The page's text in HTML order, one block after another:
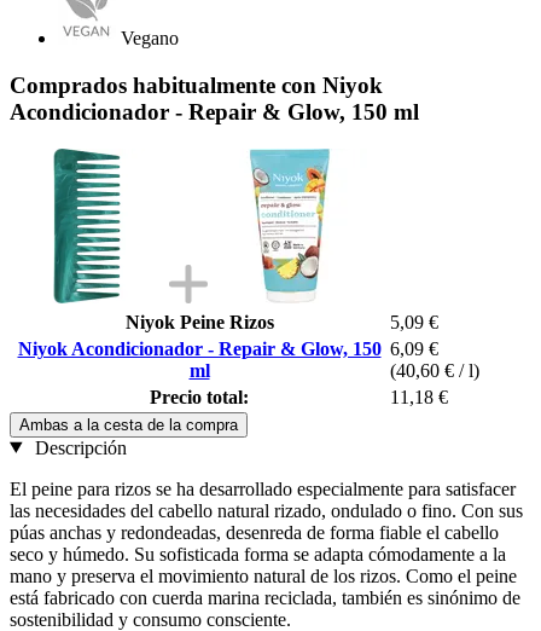
Vegano
Comprados habitualmente con Niyok
Acondicionador - Repair & Glow, 150 ml
Niyok Peine Rizos
5,09 €
Niyok Acondicionador - Repair & Glow, 150
ml
6,09 €
(40,60 € / l)
Precio total:
11,18 €
Ambas a la cesta de la compra
Descripción
El peine para rizos se ha desarrollado especialmente para satisfacer
las necesidades del cabello natural rizado, ondulado o fino. Con sus
púas anchas y redondeadas, desenreda de forma fiable el cabello
seco y húmedo. Su sofisticada forma se adapta cómodamente a la
mano y preserva el movimiento natural de los rizos. Como el peine
está fabricado con cuerda marina reciclada, también es sinónimo de
sostenibilidad y consumo consciente.